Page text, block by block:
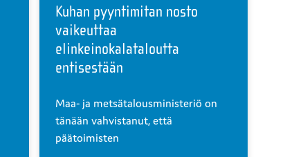
Kuhan pyyntimitan nosto
vaikeuttaa
elinkeinokalataloutta
entisestään
Maa- ja metsätalousministeriö on
tänään vahvistanut, että
päätoimisten